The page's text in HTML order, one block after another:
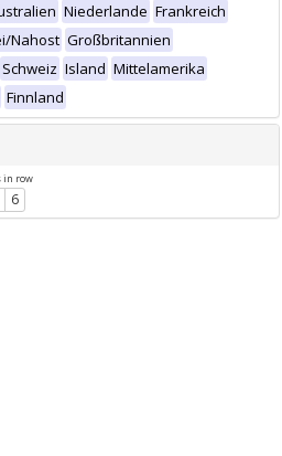
Niederlande Frankreich
Nahost Großbritannien
Schweiz Island Mittelamerika
Finnland
in row
6